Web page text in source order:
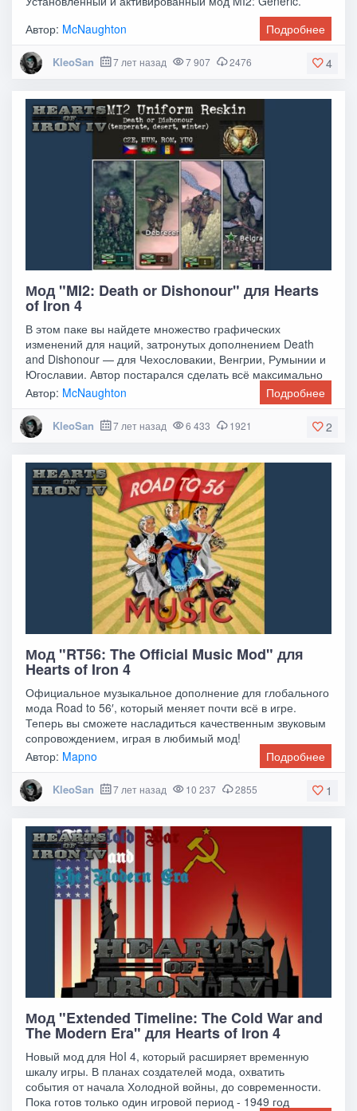
Автор: McNaughton Подробнее
4
KleoSan 7 лет назад 7 907 2476
Мод "MI2: Death or Dishonour" для Hearts
of Iron 4
В этом паке вы найдете множество графических
изменений для наций, затронутых дополнением Death
and Dishonour — для Чехословакии, Венгрии, Румынии и
Югославии. Автор постарался сделать всё максимально
Автор: McNaughton Подробнее
2
KleoSan 7 лет назад 6 433 1921
Мод "RT56: The Official Music Mod" для
Hearts of Iron 4
Официальное музыкальное дополнение для глобального
мода Road to 56′, который меняет почти всё в игре.
Теперь вы сможете насладиться качественным звуковым
сопровождением, играя в любимый мод!
Автор: Mapno Подробнее
1
KleoSan 7 лет назад 10 237 2855
Мод "Extended Timeline: The Cold War and
The Modern Era" для Hearts of Iron 4
Новый мод для HoI 4, который расширяет временную
шкалу игры. В планах создателей мода, охватить
события от начала Холодной войны, до современности.
Пока готов только один игровой период - 1949 год